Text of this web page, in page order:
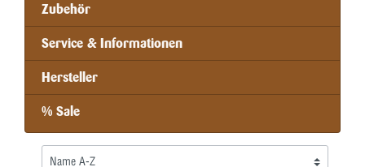
Zubehör
Service & Informationen
Hersteller
% Sale